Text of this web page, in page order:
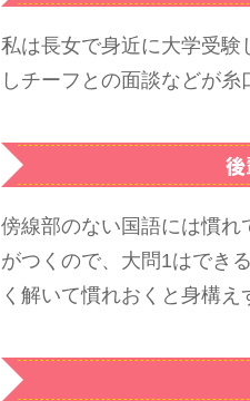
私は長女で身近に大学受
しチーフとの面談などが
後
傍線部のない国語には慣
がつくので、大問1はでき
く解いて慣れおくと身構え